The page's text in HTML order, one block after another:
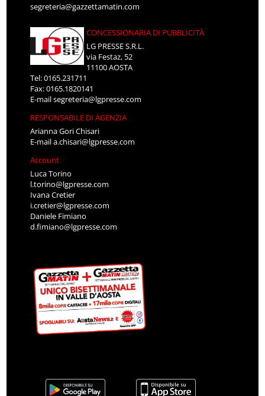
segreteria@gazzettamatin.com
CONCESSIONARIA DI PUBBLICITÀ
LG PRESSE S.R.L.
via Festaz, 52
11100 AOSTA
Tel: 0165.231711
Fax: 0165.1820141
E-mailsegreteria@lgpresse.com
RESPONSABILE DI AGENZIA
Arianna Gori Chisari
E-maila.chisari@lgpresse.com
Account
Luca Torino
l.torino@lgpresse.com
Ivana Cretier
i.cretier@lgpresse.com
Daniele Fimiano
d.fimiano@lgpresse.com